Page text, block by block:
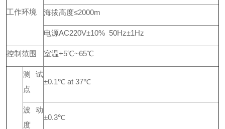
工作环境 海拔高度≤2000m
电源AC220V±10% 50Hz±1Hz
控制范围 室温+5℃~65℃
测试
点
±0.1℃ at 37℃
波动
度
±0.3℃